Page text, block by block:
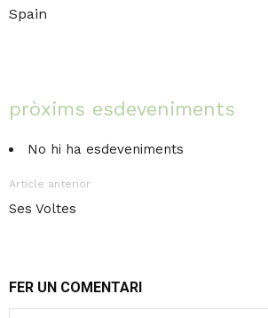
Spain
pròxims esdeveniments
No hi ha esdeveniments
Article anterior
Ses Voltes
FER UN COMENTARI